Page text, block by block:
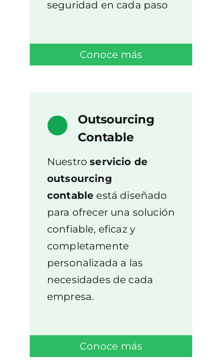
seguridad en cada paso
Conoce más
Outsourcing
Contable
Nuestroservicio de
outsourcing
contable está diseñado
para ofrecer una solución
confiable, eficaz y
completamente
personalizada a las
necesidades de cada
empresa.
Conoce más